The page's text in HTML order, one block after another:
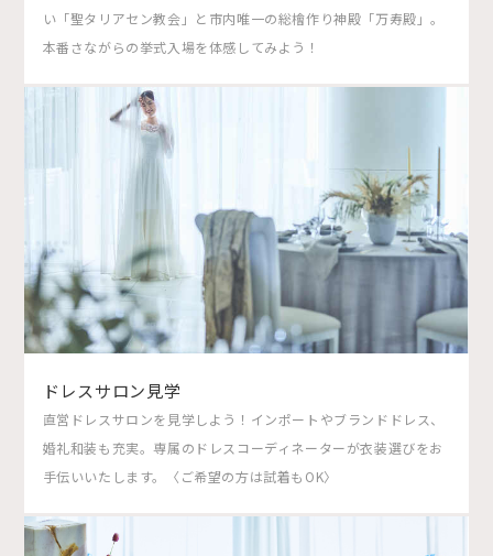
い「聖タリアセン教会」と市内唯一の総檜作り神殿「万寿殿」。
本番さながらの挙式入場を体感してみよう！
ドレスサロン見学
直営ドレスサロンを見学しよう！インポートやブランドドレス、
婚礼和装も充実。専属のドレスコーディネーターが衣装選びをお
手伝いいたします。〈ご希望の方は試着もOK〉